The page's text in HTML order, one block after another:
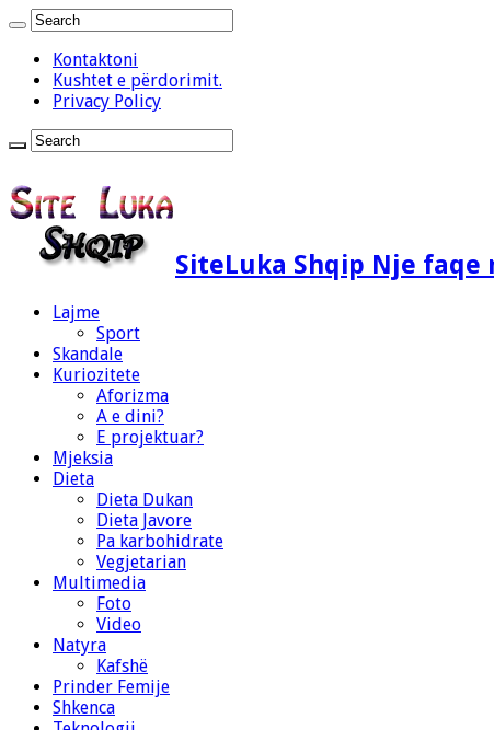
Kontaktoni
Kushtet e përdorimit.
Privacy Policy
SiteLuka Shqip Nje
Lajme
Sport
Skandale
Kuriozitete
Aforizma
A e dini?
E projektuar?
Mjeksia
Dieta
Dieta Dukan
Dieta Javore
Pa karbohidrate
Vegjetarian
Multimedia
Foto
Video
Natyra
Kafshë
Prinder Femije
Shkenca